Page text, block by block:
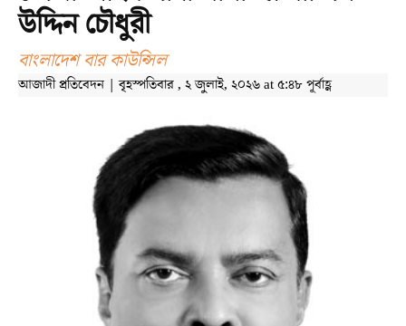
উদ্দিন চৌধুরী
বাংলাদেশ বার কাউন্সিল
আজাদী প্রতিবেদন | বৃহস্পতিবার , ২ জুলাই, ২০২৬ at ৫:৪৮ পূর্বাহ্ণ